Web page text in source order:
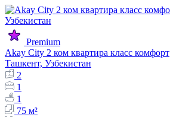
Premium
Akay City 2 ком квартира класс комфорт
Ташкент, Узбекистан
2
1
1
75 м²